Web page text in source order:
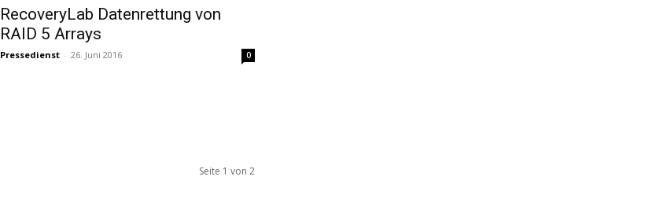
RecoveryLab Datenrettung von
RAID 5 Arrays
Pressedienst - 26. Juni 2016 0
Seite 1 von 2